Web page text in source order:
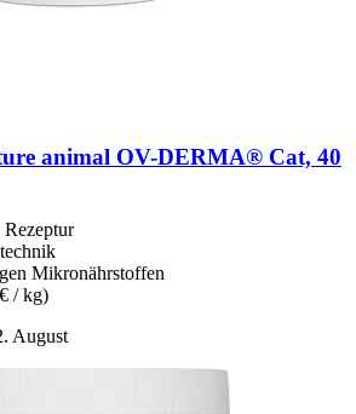
animal OV-​DERMA® Cat, 40
Mikronährstoffen
/ kg)
August